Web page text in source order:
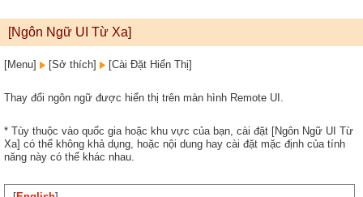
[Ngôn Ngữ UI Từ Xa]
[Menu] [Sở thích] [Cài Đặt Hiển Thị]
Thay đổi ngôn ngữ được hiển thị trên màn hình Remote UI.
* Tùy thuộc vào quốc gia hoặc khu vực của bạn, cài đặt [Ngôn Ngữ UI Từ
Xa] có thể không khả dụng, hoặc nội dung hay cài đặt mặc định của tính
năng này có thể khác nhau.